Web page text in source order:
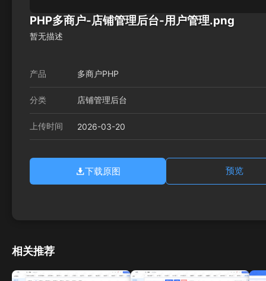
PHP多商户-店铺管理后台-用户管理.png
暂无描述
产品 多商户PHP
分类 店铺管理后台
上传时间 2026-03-20
下载原图 预览
相关推荐